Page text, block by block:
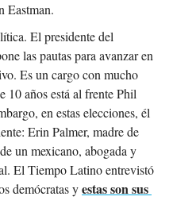
Eastman.
El presidente del
las pautas para avanzar en
Es un cargo con mucho
10 años está al frente Phil
en estas elecciones, él
Erin Palmer, madre de
un mexicano, abogada y
El Tiempo Latino entrevistó
demócratas y estas son sus